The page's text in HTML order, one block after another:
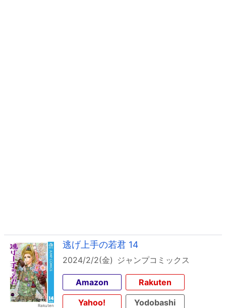
逃げ上手の若君 14
2024/2/2(金) ジャンプコミックス
Amazon
Rakuten
Yahoo!
Yodobashi